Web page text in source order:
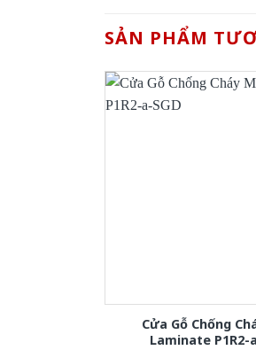
SẢN PHẨM
Cửa Gỗ Chống
Laminate P1R2-